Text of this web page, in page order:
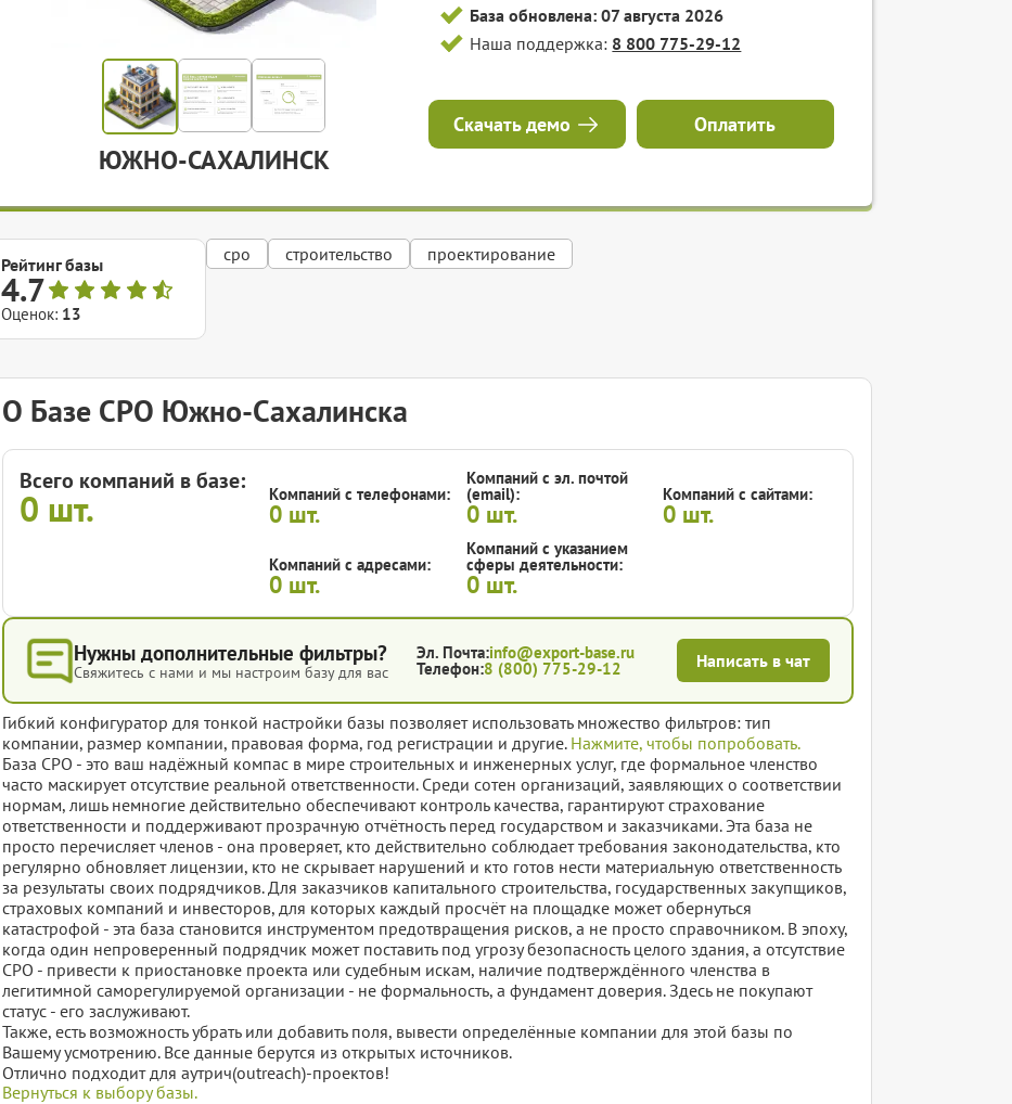
ЮЖНО-САХАЛИНСК
База обновлена: 07 августа 2026
Наша поддержка: 8 800 775-29-12
Скачать демо Оплатить
Рейтинг базы
4.7
Оценок: 13
сро строительство проектирование
О Базе СРО Южно-Сахалинска
Всего компаний в базе:
0 шт. Компаний с телефонами:
0 шт.
Компаний с эл. почтой
(email):
0 шт.
Компаний с сайтами:
0 шт.
Компаний с адресами:
0 шт.
Компаний с указанием
сферы деятельности:
0шт.
Нужны дополнительные фильтры?
Свяжитесь с нами и мы настроим базу для вас
Эл. Почта:info@export-base.ru
Телефон:8 (800) 775-29-12 Написать в чат
Гибкий конфигуратор для тонкой настройки базы позволяет использовать множество фильтров: тип
компании, размер компании, правовая форма, год регистрации и другие. Нажмите, чтобы попробовать.
База СРО - это ваш надёжный компас в мире строительных и инженерных услуг, где формальное членство
часто маскирует отсутствие реальной ответственности. Среди сотен организаций, заявляющих о соответствии
нормам, лишь немногие действительно обеспечивают контроль качества, гарантируют страхование
ответственности и поддерживают прозрачную отчётность перед государством и заказчиками. Эта база не
просто перечисляет членов - она проверяет, кто действительно соблюдает требования законодательства, кто
регулярно обновляет лицензии, кто не скрывает нарушений и кто готов нести материальную ответственность
за результаты своих подрядчиков. Для заказчиков капитального строительства, государственных закупщиков,
страховых компаний и инвесторов, для которых каждый просчёт на площадке может обернуться
катастрофой - эта база становится инструментом предотвращения рисков, а не просто справочником. В эпоху,
когда один непроверенный подрядчик может поставить под угрозу безопасность целого здания, а отсутствие
СРО - привести к приостановке проекта или судебным искам, наличие подтверждённого членства в
легитимной саморегулируемой организации - не формальность, а фундамент доверия. Здесь не покупают
статус - его заслуживают.
Также, есть возможность убрать или добавить поля, вывести определённые компании для этой базы по
Вашему усмотрению. Все данные берутся из открытых источников.
Отлично подходит для аутрич(outreach)-проектов!
Вернуться к выбору базы.